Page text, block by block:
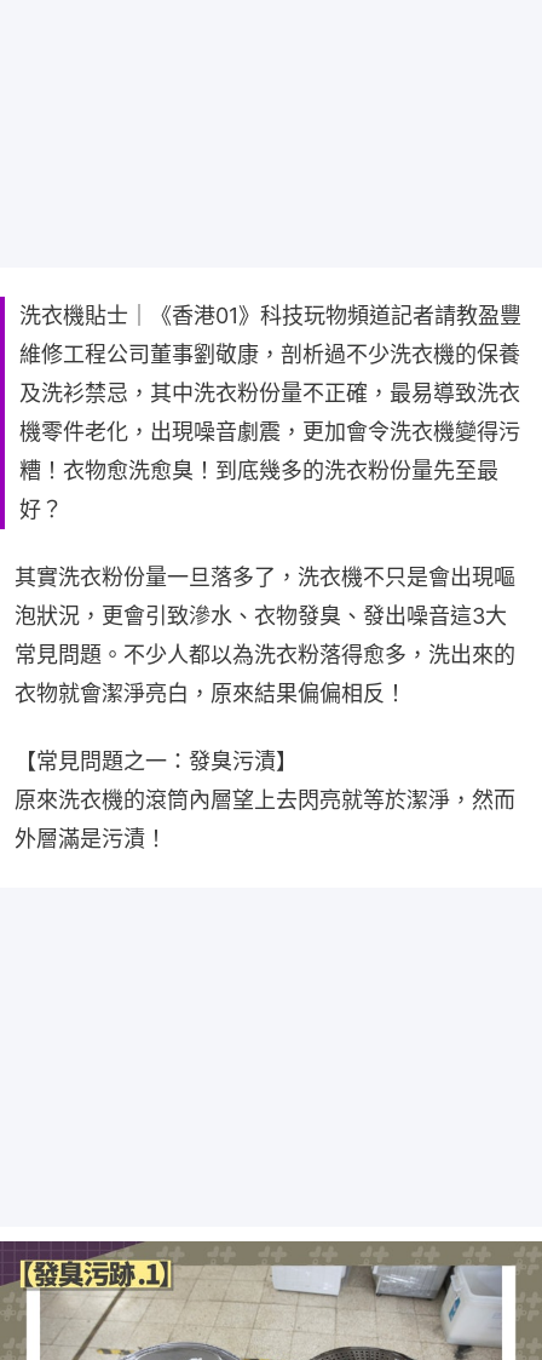
洗衣機貼士｜《香港01》科技玩物頻道記者請教盈豐
維修工程公司董事劉敬康，剖析過不少洗衣機的保養
及洗衫禁忌，其中洗衣粉份量不正確，最易導致洗衣
機零件老化，出現噪音劇震，更加會令洗衣機變得污
糟！衣物愈洗愈臭！到底幾多的洗衣粉份量先至最
好？
其實洗衣粉份量一旦落多了，洗衣機不只是會出現嘔
泡狀況，更會引致滲水、衣物發臭、發出噪音這3大
常見問題。不少人都以為洗衣粉落得愈多，洗出來的
衣物就會潔淨亮白，原來結果偏偏相反！
【常見問題之一：發臭污漬】
原來洗衣機的滾筒內層望上去閃亮就等於潔淨，然而
外層滿是污漬！